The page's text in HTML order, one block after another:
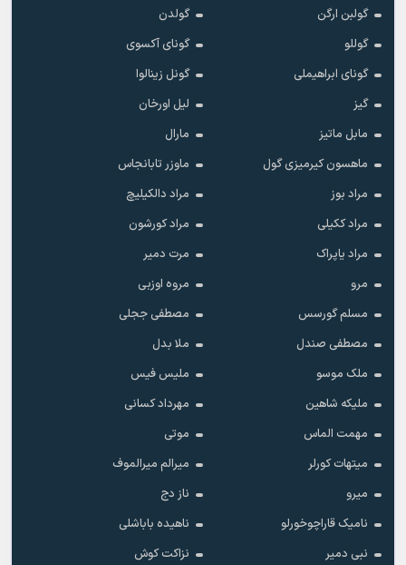
گولبن ارگن
گولدن
گوللو
گونای آکسوی
گونای ابراهیملی
گونل زینالوا
گیز
لیل اورخان
مابل ماتیز
مارال
ماهسون کیرمیزی گول
ماوزر تابانجاس
مراد بوز
مراد دالکیلیچ
مراد ککیلی
مراد کورشون
مراد یاپراک
مرت دمیر
مرو
مروه اوزبی
مسلم گورسس
مصطفی ججلی
مصطفی صندل
ملا بدل
ملک موسو
ملیس فیس
ملیکه شاهین
مهرداد کسانی
مهمت الماس
موتی
میتهات کورلر
میرالم میرالموف
میرو
ناز دج
نامیک قاراچوخورلو
ناهیده باباشلی
نبی دمیر
نزاکت کوش